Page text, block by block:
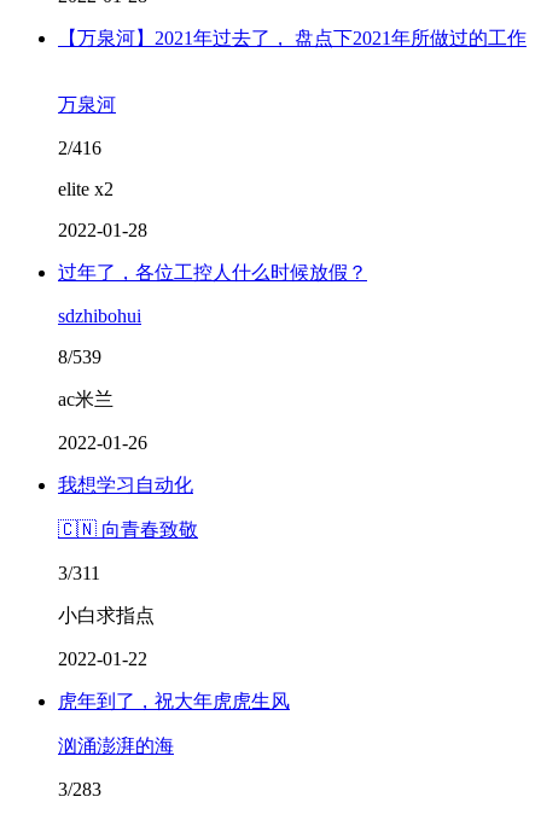
【万泉河】2021年过去了， 盘点下2021年所做过的工作
万泉河
2/416
elite x2
2022-01-28
过年了，各位工控人什么时候放假？
sdzhibohui
8/539
ac米兰
2022-01-26
我想学习自动化
🇨🇳 向青春致敬
3/311
小白求指点
2022-01-22
虎年到了，祝大年虎虎生风
汹涌澎湃的海
3/283